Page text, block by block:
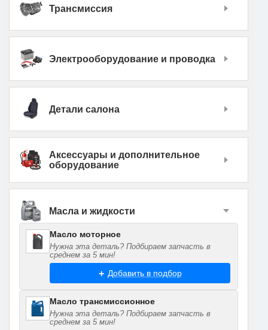
Трансмиссия
Электрооборудование и проводка
Детали салона
Аксессуары и дополнительное
оборудование
Масла и жидкости
Масло моторное
Нужна эта деталь? Подбираем запчасть в
среднем за 5 мин!
Добавить в подбор
Масло трансмиссионное
Нужна эта деталь? Подбираем запчасть в
среднем за 5 мин!